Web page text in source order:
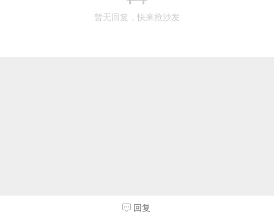
暂无回复，快来抢沙发
回复